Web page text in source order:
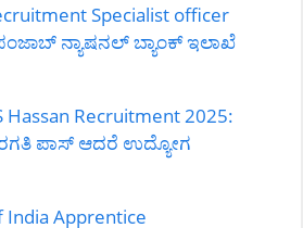
Specialist officer
ನ್ಯಾಷನಲ್ ಬ್ಯಾಂಕ್ ಇಲಾಖೆ
Hassan Recruitment 2025:
ಪಾಸ್ ಆದರೆ ಉದ್ಯೋಗ
India Apprentice